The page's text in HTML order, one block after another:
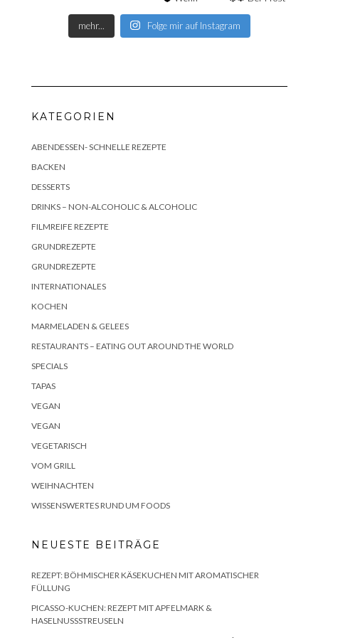
mehr... Folge mir auf Instagram
KATEGORIEN
ABENDESSEN- SCHNELLE REZEPTE
BACKEN
DESSERTS
DRINKS – NON-ALCOHOLIC & ALCOHOLIC
FILMREIFE REZEPTE
GRUNDREZEPTE
GRUNDREZEPTE
INTERNATIONALES
KOCHEN
MARMELADEN & GELEES
RESTAURANTS – EATING OUT AROUND THE WORLD
SPECIALS
TAPAS
VEGAN
VEGAN
VEGETARISCH
VOM GRILL
WEIHNACHTEN
WISSENSWERTES RUND UM FOODS
NEUESTE BEITRÄGE
REZEPT: BÖHMISCHER KÄSEKUCHEN MIT AROMATISCHER
FÜLLUNG
PICASSO-KUCHEN: REZEPT MIT APFELMARK &
HASELNUSSSTREUSELN